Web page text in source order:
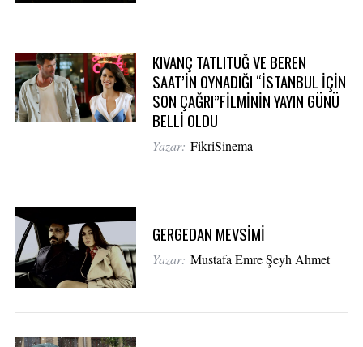
KIVANÇ TATLITUĞ VE BEREN
SAAT’İN OYNADIĞI “İSTANBUL İÇİN
SON ÇAĞRI”FİLMİNİN YAYIN GÜNÜ
BELLİ OLDU
Yazar: FikriSinema
GERGEDAN MEVSİMİ
Yazar: Mustafa Emre Şeyh Ahmet